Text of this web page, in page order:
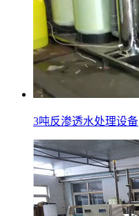
3吨反渗透水处理设备